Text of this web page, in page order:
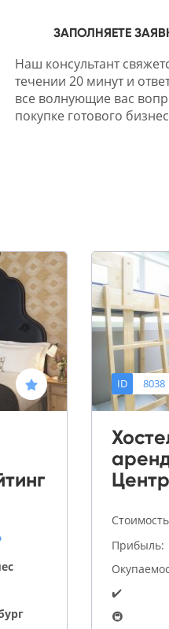
ЗАПОЛНЯЕТЕ
Наш консультант
течении 20 минут и
все волнующие вас
покупке готового
ID 8038
Прибыль:
✔️
🚇